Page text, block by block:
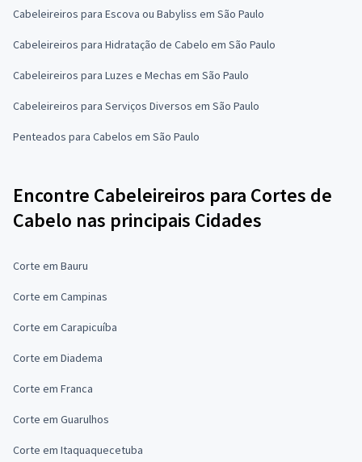
Cabeleireiros para Escova ou Babyliss em São Paulo
Cabeleireiros para Hidratação de Cabelo em São Paulo
Cabeleireiros para Luzes e Mechas em São Paulo
Cabeleireiros para Serviços Diversos em São Paulo
Penteados para Cabelos em São Paulo
Encontre Cabeleireiros para Cortes de
Cabelo nas principais Cidades
Corte em Bauru
Corte em Campinas
Corte em Carapicuíba
Corte em Diadema
Corte em Franca
Corte em Guarulhos
Corte em Itaquaquecetuba